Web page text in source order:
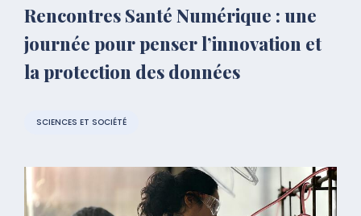
Rencontres Santé Numérique : une
journée pour penser l’innovation et
la protection des données
SCIENCES ET SOCIÉTÉ